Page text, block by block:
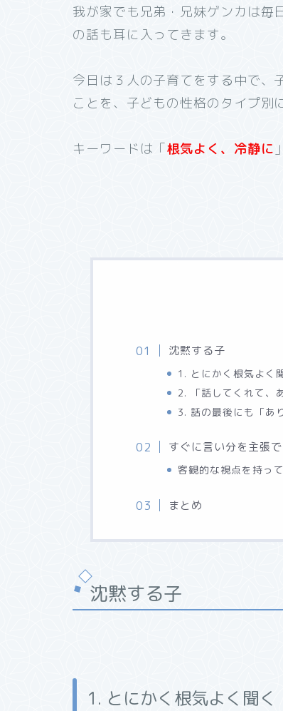
我が家でも兄弟・兄妹ゲンカは毎
の話も耳に入ってきます。
今日は３人の子育てをする中で、
ことを、子どもの性格のタイプ別
キーワードは「根気よく、冷静に
沈黙する子
1. とにかく根気よく
2. 「話してくれて、
3. 話の最後にも「あ
すぐに言い分を主張
客観的な視点を持っ
まとめ
沈黙する子
1. とにかく根気よく聞く